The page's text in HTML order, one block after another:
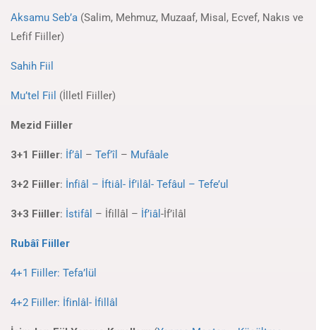
Aksamu Seb’a (Salim, Mehmuz, Muzaaf, Misal, Ecvef, Nakıs ve
Lefif Fiiller)
Sahih Fiil
Mu’tel Fiil (İlletl Fiiller)
Mezid Fiiller
3+1 Fiiller: İf’âl – Tef’îl – Mufâale
3+2 Fiiller: İnfiâl – İftiâl- İf’ilâl- Tefâul – Tefe’ul
3+3 Fiiller: İstifâl – İfillâl – İf’iâl -İf’ilâl
Rubâî Fiiller
4+1 Fiiller: Tefa’lül
4+2 Fiiller: İfinlâl- İfillâl